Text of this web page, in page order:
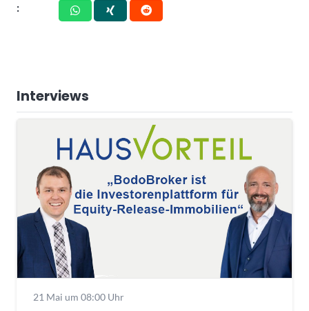
:
Interviews
21 Mai um 08:00 Uhr